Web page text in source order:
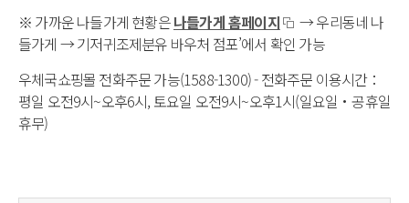
※ 가까운 나들가게 현황은나들가게 홈페이지
→ 우리동네 나
들가게 → 기저귀조제분유 바우처 점포’에서 확인 가능
우체국쇼핑몰 전화주문 가능(1588-1300) - 전화주문 이용시간：
평일 오전9시~오후6시, 토요일 오전9시~오후1시(일요일・공휴일
휴무)